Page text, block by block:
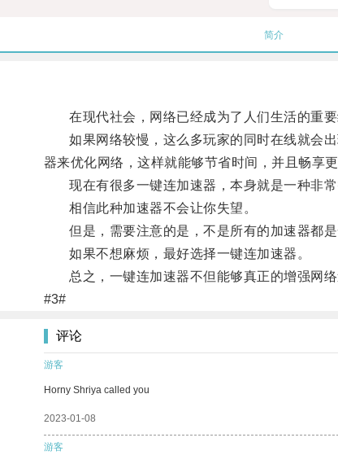
简介
在现代社会，网络已经成为了人们生活的重要
如果网络较慢，这么多玩家的同时在线就会出
器来优化网络，这样就能够节省时间，并且畅享更
现在有很多一键连加速器，本身就是一种非常
相信此种加速器不会让你失望。
但是，需要注意的是，不是所有的加速器都是
如果不想麻烦，最好选择一键连加速器。
总之，一键连加速器不但能够真正的增强网络
#3#
评论
游客
Horny Shriya called you
2023-01-08
游客